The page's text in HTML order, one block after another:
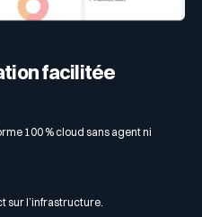
facilitée
100 % cloud sans agent ni
sur l’infrastructure.